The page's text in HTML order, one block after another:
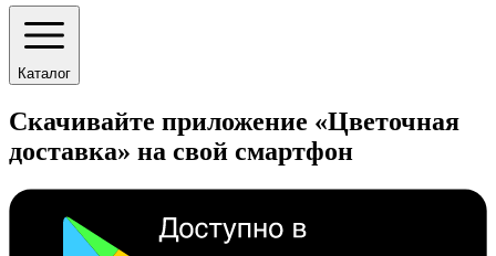
Каталог
Скачивайте приложение «Цветочная
доставка» на свой смартфон